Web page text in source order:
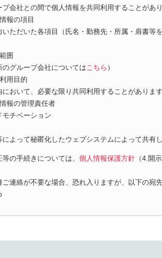
会社との間で個人情報を共同利用することがあり
報の項目
ただいた各項目（氏名・勤務先・所属・肩書
囲
グループ会社についてはこちら ）
用目的
において、必要な限り共同利用することがあります
報の管理責任者
チベーション
よって秘匿化したウェブシステムによって共有し
の手続きについては、 個人情報保護方針（4.開
ご連絡が不要な場合、恐れ入りますが、以下の宛